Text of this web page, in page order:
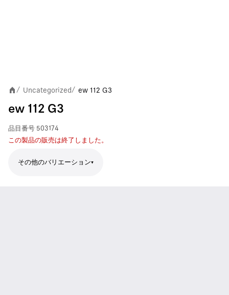
/ Uncategorized / ew 112 G3
ew 112 G3
品目番号 503174
この製品の販売は終了しました。
その他のバリエーション